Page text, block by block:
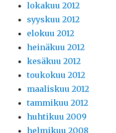
lokakuu 2012
syyskuu 2012
elokuu 2012
heinäkuu 2012
kesäkuu 2012
toukokuu 2012
maaliskuu 2012
tammikuu 2012
huhtikuu 2009
helmikuu 2008